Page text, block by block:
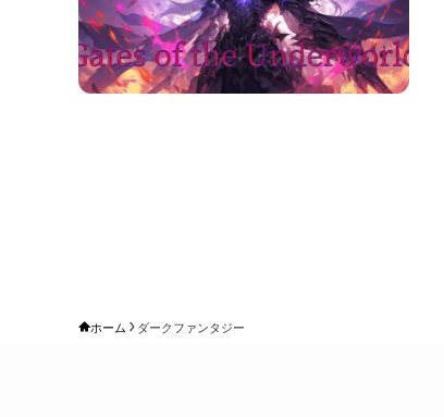
ホーム ダークファンタジー